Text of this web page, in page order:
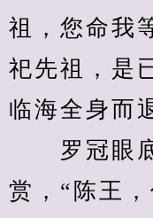
祖，您命我
祀先祖，是
临海全身而
罗冠眼底
赏，“陈王